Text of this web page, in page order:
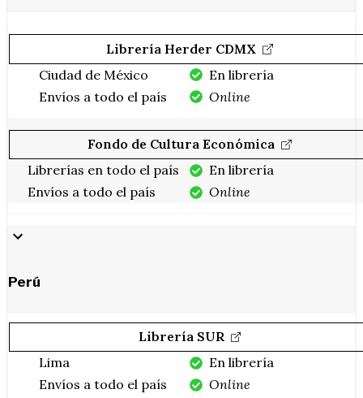
Librería Herder CDMX
Ciudad de México
Envíos a todo el país
En librería
Online
Fondo de Cultura Económica
Librerías en todo el país
Envíos a todo el país
En librería
Online
Perú
Librería SUR
Lima
Envíos a todo el país
En librería
Online